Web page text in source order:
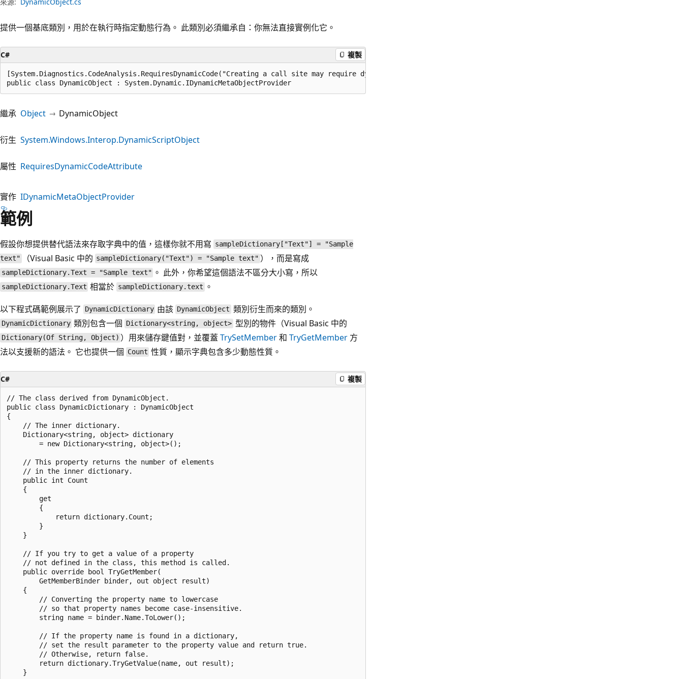
提供一個基底類別，用於在執行時指定動態行為。 此類別必須繼承自：你無法直接實例化它。
C# 複製
[System.Diagnostics.CodeAnalysis.RequiresDynamicCode("Creating a call site may require dynamic code generation.")]
public class DynamicObject : System.Dynamic.IDynamicMetaObjectProvider
繼承 Object DynamicObject
衍生 System.Windows.Interop.DynamicScriptObject
屬性 RequiresDynamicCodeAttribute
實作 IDynamicMetaObjectProvider
範例
假設你想提供替代語法來存取字典中的值，這樣你就不用寫 sampleDictionary["Text"] = "Sample
text"
（Visual Basic 中的 sampleDictionary("Text") = "Sample text" ），而是寫成
sampleDictionary.Text = "Sample text" 。 此外，你希望這個語法不區分大小寫，所以
sampleDictionary.Text 相當於 sampleDictionary.text 。
以下程式碼範例展示了
DynamicDictionary 由該 DynamicObject 類別衍生而來的類別。
DynamicDictionary 類別包含一個 Dictionary<string, object> 型別的物件（Visual Basic 中的
Dictionary(Of String, Object) ）用來儲存鍵值對，並覆蓋TrySetMember和TryGetMember 方
法以支援新的語法。 它也提供一個 Count 性質，顯示字典包含多少動態性質。
C# 複製
// The class derived from DynamicObject.
public class DynamicDictionary : DynamicObject
{
    // The inner dictionary.
    Dictionary<string, object> dictionary
        = new Dictionary<string, object>();
    // This property returns the number of elements
    // in the inner dictionary.
    public int Count
    {
        get
        {
            return dictionary.Count;
        }
    }
    // If you try to get a value of a property
    // not defined in the class, this method is called.
    public override bool TryGetMember(
        GetMemberBinder binder, out object result)
    {
        // Converting the property name to lowercase
        // so that property names become case-insensitive.
        string name = binder.Name.ToLower();
        // If the property name is found in a dictionary,
        // set the result parameter to the property value and return true.
        // Otherwise, return false.
        return dictionary.TryGetValue(name, out result);
    }